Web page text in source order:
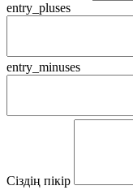
entry_pluses
entry_minuses
Сіздің пікір